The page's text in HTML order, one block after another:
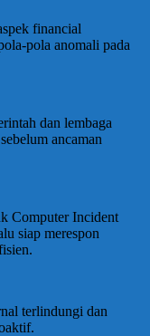
financial
pola anomali pada
dan lembaga
ancaman
Computer Incident
siap merespon
terlindungi dan